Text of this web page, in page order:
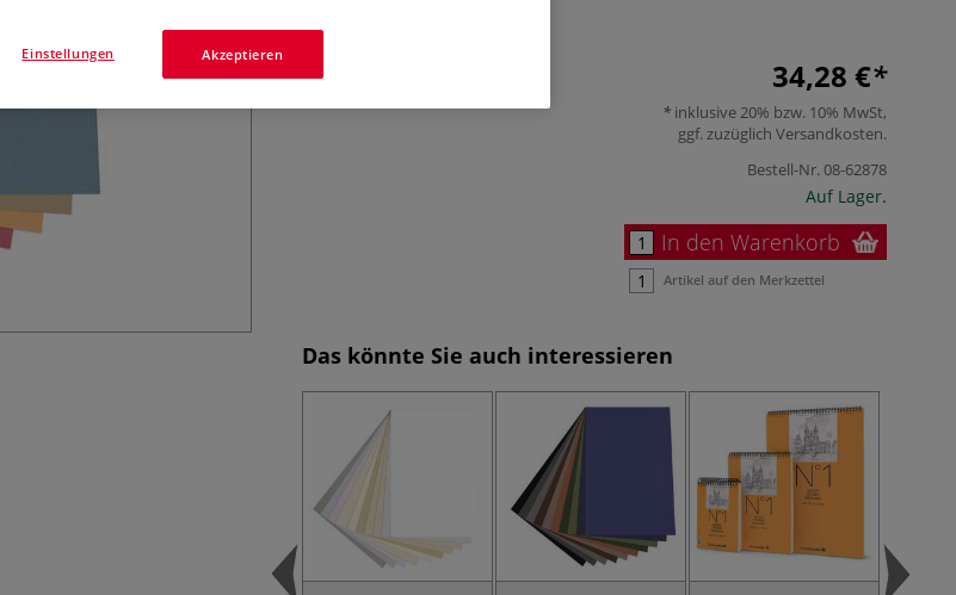
34,28 €
inklusive 20% bzw. 10% MwSt,
ggf. zuzüglich Versandkosten.
Bestell-Nr.08-62878
Auf Lager.
In den Warenkorb
Artikel auf den Merkzettel
Das könnte Sie auch interessieren
Akzeptieren
Einstellungen